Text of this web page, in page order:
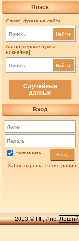
Поиск
Слово, фраза на сайте
Найти
Автор [первые буквы
никнейма]
Найти
Случайные
данные
Вход
запомнить Вход
Забыл пароль| Регистрация
2013 © ПГ, Лис,Леший